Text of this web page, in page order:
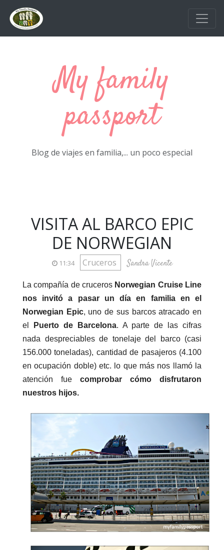
Ir al contenido principal
My family
passport
Blog de viajes en familia,... un poco especial
VISITA AL BARCO EPIC
DE NORWEGIAN
11:34 Cruceros Sandra Vicente
La compañía de cruceros Norwegian Cruise Line
nos invitó a pasar un día en familia en el
Norwegian Epic, uno de sus barcos atracado en
el
Puerto de Barcelona. A parte de las cifras
nada despreciables de tonelaje del barco (casi
156.000 toneladas), cantidad de pasajeros (4.100
en ocupación doble) etc. lo que más nos llamó la
atención fue comprobar cómo disfrutaron
nuestros hijos.